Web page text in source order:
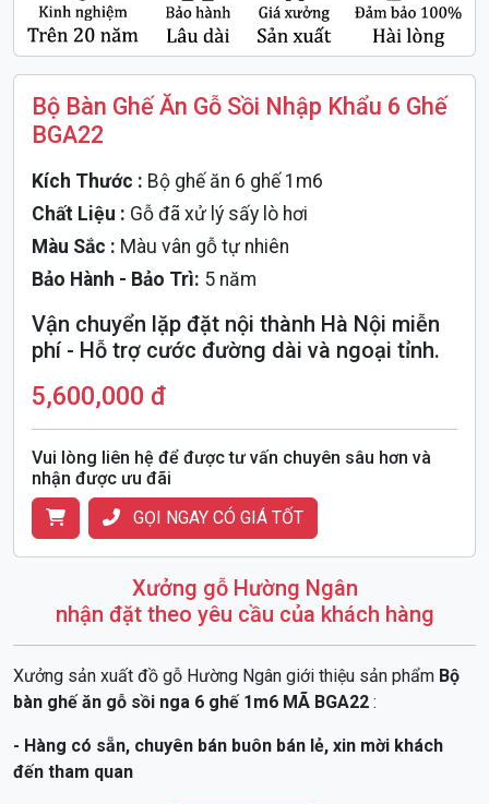
Bộ Bàn Ghế Ăn Gỗ Sồi Nhập Khẩu 6 Ghế
BGA22
Kích Thước : Bộ ghế ăn 6 ghế 1m6
Chất Liệu : Gỗ đã xử lý sấy lò hơi
Màu Sắc : Màu vân gỗ tự nhiên
Bảo Hành - Bảo Trì: 5 năm
Vận chuyển lặp đặt nội thành Hà Nội miễn
phí - Hỗ trợ cước đường dài và ngoại tỉnh.
5,600,000 đ
Vui lòng liên hệ để được tư vấn chuyên sâu hơn và
nhận được ưu đãi
GỌI NGAY CÓ GIÁ TỐT
Xưởng gỗ Hường Ngân
nhận đặt theo yêu cầu của khách hàng
Xưởng sản xuất đồ gỗ Hường Ngân giới thiệu sản phẩm Bộ
bàn ghế ăn gỗ sồi nga 6 ghế 1m6 MÃ BGA22 :
- Hàng có sẵn, chuyên bán buôn bán lẻ, xin mời khách
đến tham quan